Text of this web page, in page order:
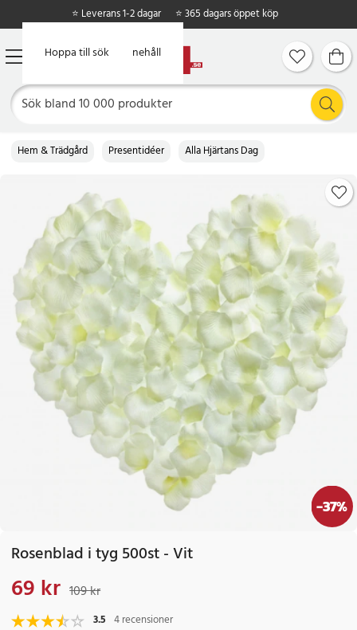
Hoppa till huvudinnehåll
Hoppa till sök
⭐ Leverans 1-2 dagar ⭐ 365 dagars öppet köp
Hem & Trädgård Presentidéer Alla Hjärtans Dag
-37%
Rosenblad i tyg 500st - Vit
Nuvarande pris
69 kr 109 kr
3.5 4 recensioner